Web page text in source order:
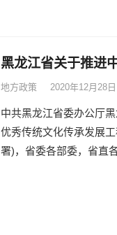
黑龙江省关于推进
地方政策 2020年12月28日
中共黑龙江省委办公厅
优秀传统文化传承发展
署)，省委各部委，省直